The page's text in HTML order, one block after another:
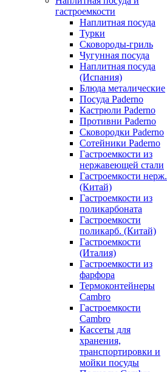
гастроемкости
Наплитная посуда
Турки
Сковороды-гриль
Чугунная посуда
Наплитная посуда
(Испания)
Блюда металические
Посуда Paderno
Кастрюли Paderno
Противни Paderno
Сковородки Paderno
Сотейники Paderno
Гастроемкости из
нержавеющей стали
Гастроемкости нерж.
(Китай)
Гастроемкости из
поликарбоната
Гастроемкости
поликарб. (Китай)
Гастроемкости
(Италия)
Гастроемкости из
фарфора
Термоконтейнеры
Cambro
Гастроемкости
Cambro
Кассеты для
хранения,
транспортировки и
мойки посуды